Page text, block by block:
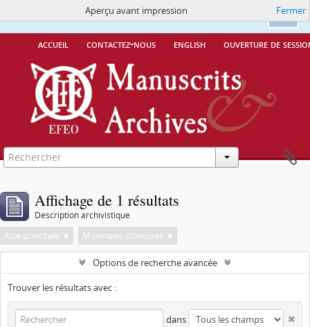
Ok
Ce site utilise des cookiesMore Info.
accueil contactez-nous english ouverture de
Aperçu avant impression Fermer
Affichage de 1 résultats
Description archivistique
Asie orientale Monnaies chinoises
Options de recherche avancée
Trouver les résultats avec :
dans